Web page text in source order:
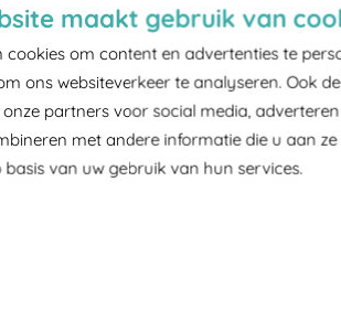
maakt gebruik van
cookies om content en advertenties te
ons websiteverkeer te analyseren. Ook
partners voor social media,
met andere informatie die u aan
van uw gebruik van hun services.